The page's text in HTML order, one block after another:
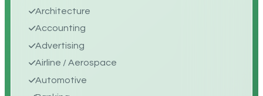
Architecture
Accounting
Advertising
Airline / Aerospace
Automotive